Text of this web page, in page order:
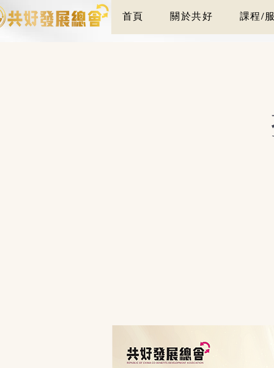
首頁 關於共好 課程/